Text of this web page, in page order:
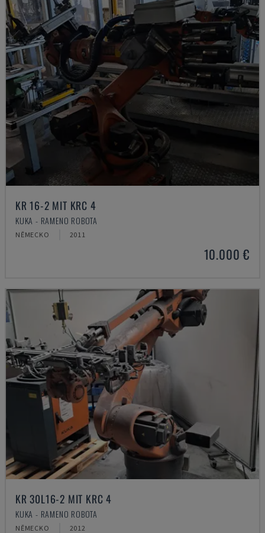
KR 16-2 MIT KRC 4
KUKA - RAMENO ROBOTA
NĚMECKO 2011
10.000 €
KR 30L16-2 MIT KRC 4
KUKA - RAMENO ROBOTA
NĚMECKO 2012